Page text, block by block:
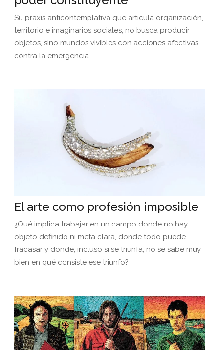
Su praxis anticontemplativa que articula organización,
territorio e imaginarios sociales, no busca producir
objetos, sino mundos vivibles con acciones afectivas
contra la emergencia.
El arte como profesión imposible
¿Qué implica trabajar en un campo donde no hay
objeto definido ni meta clara, donde todo puede
fracasar y donde, incluso si se triunfa, no se sabe muy
bien en qué consiste ese triunfo?